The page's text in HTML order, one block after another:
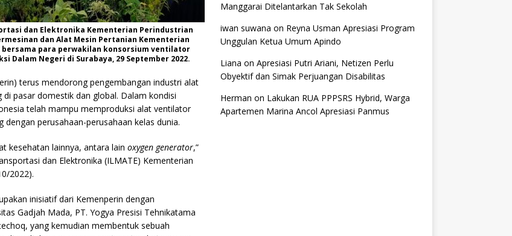
dan Elektronika Kementerian Perindustrian
dan Alat Mesin Pertanian Kementerian
para perwakilan konsorsium ventilator
Dalam Negeri di Surabaya, 29 September 2022.
terus mendorong pengembangan industri alat
pasar domestik dan global. Dalam kondisi
telah mampu memproduksi alat ventilator
perusahaan-perusahaan kelas dunia.
kesehatan lainnya, antara lain oxygen generator,”
dan Elektronika (ILMATE) Kementerian
2022).
inisiatif dari Kemenperin dengan
Gadjah Mada, PT. Yogya Presisi Tehnikatama
yang kemudian membentuk sebuah
Manggarai Ditelantarkan Tak Sekolah
iwan suwana on Reyna Usman Apresiasi Program
Unggulan Ketua Umum Apindo
Liana on Apresiasi Putri Ariani, Netizen Perlu
Obyektif dan Simak Perjuangan Disabilitas
Herman on Lakukan RUA PPPSRS Hybrid, Warga
Apartemen Marina Ancol Apresiasi Panmus